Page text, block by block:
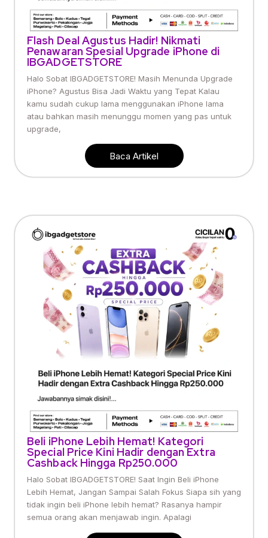
Flash Deal Agustus Hadir! Nikmati
Penawaran Spesial Upgrade iPhone di
IBGADGETSTORE
Halo Sobat IBGADGETSTORE! Masih Menunda Upgrade
iPhone? Agustus Bisa Jadi Waktu yang Tepat Kalau
kamu sudah cukup lama menggunakan iPhone lama
atau bahkan masih menunggu momen yang pas untuk
upgrade,
Baca Artikel
Beli iPhone Lebih Hemat! Kategori
Special Price Kini Hadir dengan Extra
Cashback Hingga Rp250.000
Halo Sobat IBGADGETSTORE! Saat Ingin Beli iPhone
Lebih Hemat, Jangan Sampai Salah Fokus Siapa sih yang
tidak ingin beli iPhone lebih hemat? Rasanya hampir
semua orang akan menjawab ingin. Apalagi